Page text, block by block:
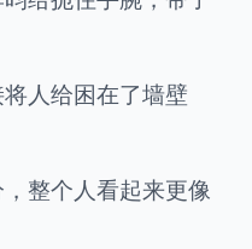
人给困在了墙壁
整个人看起来更像